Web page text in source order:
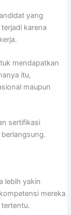
yang
karena
mendapatkan
itu,
maupun
sertifikasi
lebih yakin
mereka